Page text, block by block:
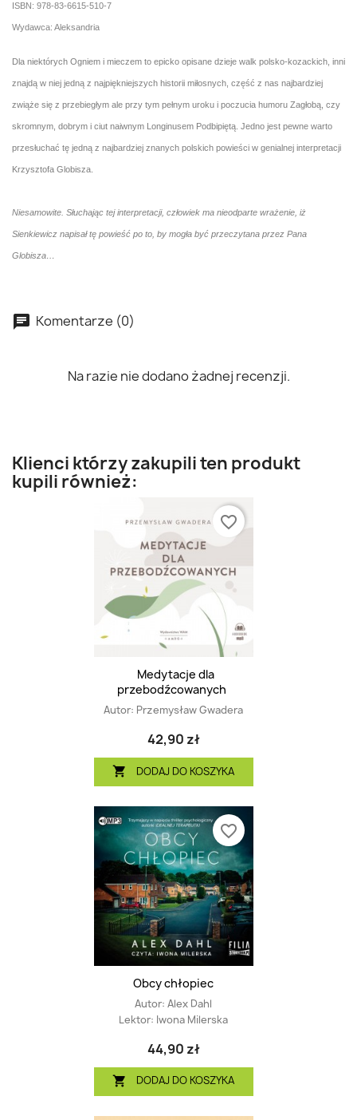
ISBN: 978-83-6615-510-7
Wydawca: Aleksandria
Dla niektórych Ogniem i mieczem to epicko opisane dzieje walk polsko-kozackich, inni
znajdą w niej jedną z najpiękniejszych historii miłosnych, część z nas najbardziej
zwiąże się z przebiegłym ale przy tym pełnym uroku i poczucia humoru Zagłobą, czy
skromnym, dobrym i ciut naiwnym Longinusem Podbipiętą. Jedno jest pewne warto
przesłuchać tę jedną z najbardziej znanych polskich powieści w genialnej interpretacji
Krzysztofa Globisza.
Niesamowite. Słuchając tej interpretacji, człowiek ma nieodparte wrażenie, iż
Sienkiewicz napisał tę powieść po to, by mogła być przeczytana przez Pana
Globisza…
Komentarze (0)
Na razie nie dodano żadnej recenzji.
Klienci którzy zakupili ten produkt
kupili również:
Medytacje dla
przebodźcowanych
Autor: Przemysław Gwadera
42,90 zł
 DODAJ DO KOSZYKA
favorite_border
Obcy chłopiec
Autor: Alex Dahl
Lektor: Iwona Milerska
44,90 zł
 DODAJ DO KOSZYKA
favorite_border